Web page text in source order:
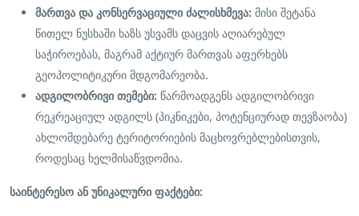
მართვა და კონსერვაციული ძალისხმევა: მისი შეტანა
წითელ ნუსხაში ხაზს უსვამს დაცვის აღიარებულ
საჭიროებას, მაგრამ აქტიურ მართვას აფერხებს
გეოპოლიტიკური მდგომარეობა.
ადგილობრივი თემები: წარმოადგენს ადგილობრივი
რეკრეაციულ ადგილს (პიკნიკები, პოტენციურად თევზაობა)
ახლომდებარე ტერიტორიების მაცხოვრებლებისთვის,
როდესაც ხელმისაწვდომია.
საინტერესო ან უნიკალური ფაქტები: